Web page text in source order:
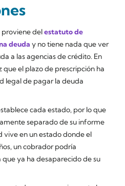
proviene delestatuto de
deuda y no tiene nada que ver
a las agencias de crédito. En
que el plazo de prescripción ha
legal de pagar la deuda
cada estado, por lo que
separado de su informe
vive en un estado donde el
un cobrador podría
ya ha desaparecido de su